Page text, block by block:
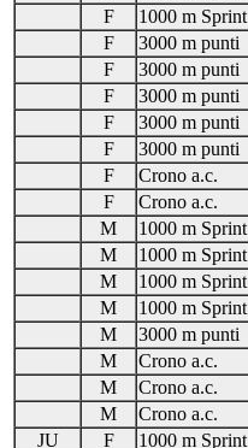
F
1000 m Sprint
F
3000 m punti
F
3000 m punti
F
3000 m punti
F
3000 m punti
F
3000 m punti
F
Crono a.c.
F
Crono a.c.
M
1000 m Sprint
M
1000 m Sprint
M
1000 m Sprint
M
1000 m Sprint
M
3000 m punti
M
Crono a.c.
M
Crono a.c.
M
Crono a.c.
JU
F 1000 m Sprint